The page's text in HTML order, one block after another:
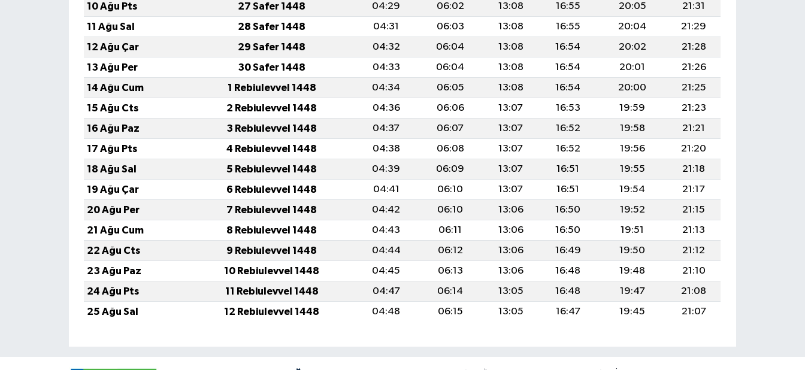
10 Ağu Pts
27 Safer 1448 04:29 06:02 13:08 16:55 20:05
21:31
11 Ağu Sal
28 Safer 1448 04:31 06:03 13:08 16:55 20:04
21:29
12 Ağu Çar
29 Safer 1448 04:32 06:04 13:08 16:54 20:02
21:28
13 Ağu Per
30 Safer 1448 04:33 06:04 13:08 16:54 20:01
21:26
14 Ağu Cum
1 Rebiulevvel 1448 04:34 06:05 13:08 16:54 20:00
21:25
15 Ağu Cts
2 Rebiulevvel 1448 04:36 06:06 13:07 16:53 19:59
21:23
16 Ağu Paz
3 Rebiulevvel 1448 04:37 06:07 13:07 16:52 19:58
21:21
17 Ağu Pts
4 Rebiulevvel 1448 04:38 06:08 13:07 16:52 19:56
21:20
18 Ağu Sal
5 Rebiulevvel 1448 04:39 06:09 13:07 16:51 19:55
21:18
19 Ağu Çar
6 Rebiulevvel 1448 04:41 06:10 13:07 16:51 19:54
21:17
20 Ağu Per
7 Rebiulevvel 1448 04:42 06:10 13:06 16:50 19:52
21:15
21 Ağu Cum
8 Rebiulevvel 1448 04:43 06:11 13:06 16:50 19:51
21:13
22 Ağu Cts
9 Rebiulevvel 1448 04:44 06:12 13:06 16:49 19:50
21:12
23 Ağu Paz
10 Rebiulevvel 1448 04:45 06:13 13:06 16:48 19:48
21:10
24 Ağu Pts
11 Rebiulevvel 1448 04:47 06:14 13:05 16:48 19:47
21:08
25 Ağu Sal
12 Rebiulevvel 1448 04:48 06:15 13:05 16:47 19:45 21:07